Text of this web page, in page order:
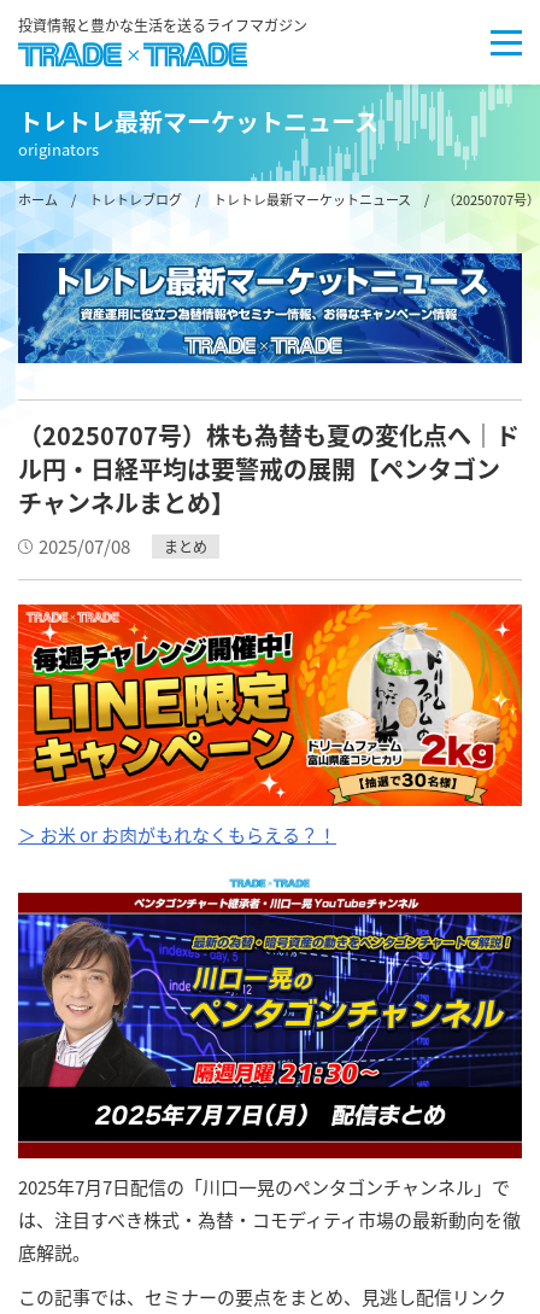
投資情報と豊かな生活を送るライフマガジン
トレトレ最新マーケットニュース
originators
ホーム/ トレトレブログ / トレトレ最新マーケットニュース / （20250707号）
（20250707号）株も為替も夏の変化点へ｜ド
ル円・日経平均は要警戒の展開【ペンタゴン
チャンネルまとめ】
2025/07/08 まとめ
＞ お米 or お肉がもれなくもらえる？！
2025年7月7日配信の「川口一晃のペンタゴンチャンネル」で
は、注目すべき株式・為替・コモディティ市場の最新動向を徹
底解説。
この記事では、セミナーの要点をまとめ、見逃し配信リンク